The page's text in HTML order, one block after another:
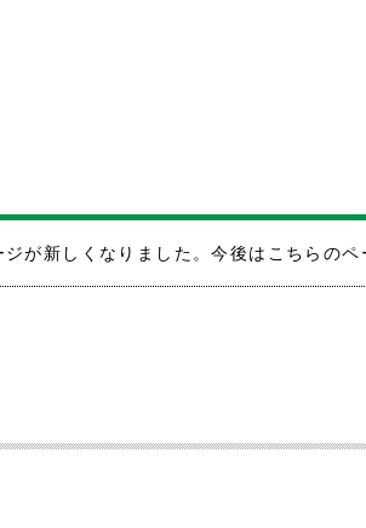
ジが新しくなりました。今後はこちらのペ